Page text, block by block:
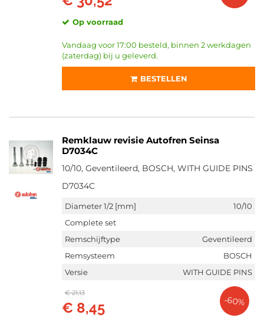
Op voorraad
Vandaag voor 17:00 besteld, binnen 2 werkdagen
(zaterdag) bij u geleverd.
BESTELLEN
Remklauw revisie Autofren Seinsa
D7034C
10/10, Geventileerd, BOSCH, WITH GUIDE PINS
D7034C
Diameter 1/2 [mm]
10/10
Complete set
Remschijftype
Geventileerd
Remsysteem
BOSCH
Versie
WITH GUIDE PINS
€ 21,13
€ 8,45 -60%